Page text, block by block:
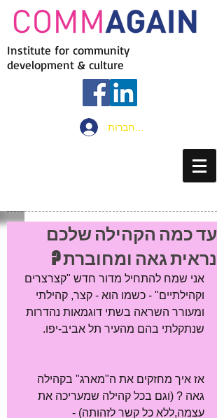
Institute for community
development & culture
להתחברות
עד כמה הקהילה שלכם
נראית גאה ומחוברת ?
אני שמח להתחיל מדור חדש "קצרצרים
וקהילתיים" - כשמו הוא - קצר, קהילתי
ומעורר השראה בשתי דוגמאות נהדרות
שנתקלתי בהם מהעיר תל אביב-יפו.
אז איך מחזקים את ה"מארג" בקהילה
גאה ? (וגם בכל קהילה שמעריכה את
עצמה,ללא כל קשר לזהותה) -